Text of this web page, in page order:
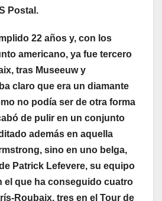
Postal.
22 años y, con los
americano, ya fue tercero
tras Museeuw y
claro que era un diamante
no podía ser de otra forma
de pulir en un conjunto
además en aquella
sino en uno belga,
Patrick Lefevere, su equipo
el que ha conseguido cuatro
Roubaix, tres en el Tour de